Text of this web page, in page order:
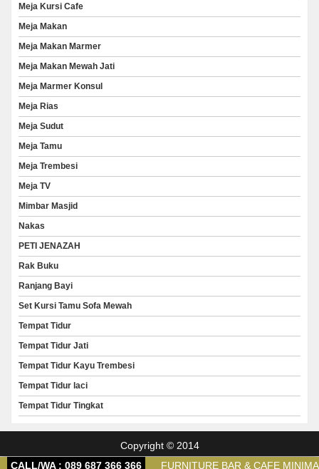
Meja Kursi Cafe
Meja Makan
Meja Makan Marmer
Meja Makan Mewah Jati
Meja Marmer Konsul
Meja Rias
Meja Sudut
Meja Tamu
Meja Trembesi
Meja TV
Mimbar Masjid
Nakas
PETI JENAZAH
Rak Buku
Ranjang Bayi
Set Kursi Tamu Sofa Mewah
Tempat Tidur
Tempat Tidur Jati
Tempat Tidur Kayu Trembesi
Tempat Tidur laci
Tempat Tidur Tingkat
CALL/WA : 089 687 366 366 FURNITURE BAR & CAFE
Copyright © 2014